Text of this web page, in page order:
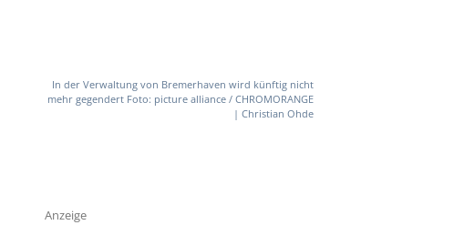
In der Verwaltung von Bremerhaven wird künftig nicht
mehr gegendert Foto: picture alliance / CHROMORANGE
| Christian Ohde
Anzeige